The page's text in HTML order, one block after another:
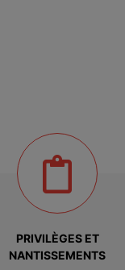
PRIVILÈGES ET
NANTISSEMENTS